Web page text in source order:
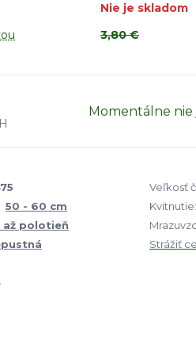
Nie je skladom
3,80 €
Momentálne nie
Veľkosť
50 - 60 cm Kvitnutie:
až polotieň
Strážiť